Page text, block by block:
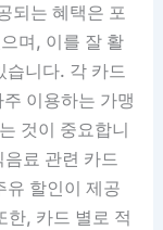
되는 혜택은 포
며, 이를 잘 활
습니다. 각 카드
이용하는 가맹
것이 중요합니
료 관련 카드
유 할인이 제공
한, 카드 별로 적